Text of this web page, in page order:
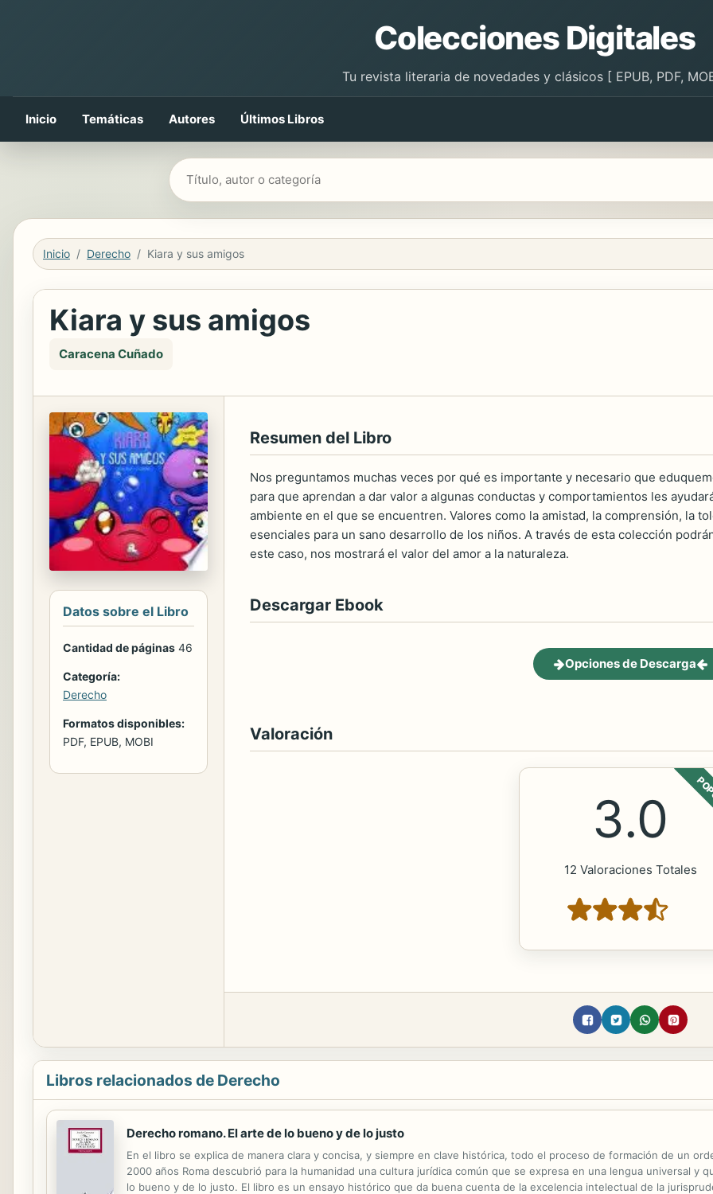
Colecciones Digitales
Tu revista literaria de novedades y clásicos [ EPUB, PDF,
Inicio Temáticas Autores Últimos Libros
Buscar libros
Inicio Derecho Kiara y sus amigos
Kiara y sus amigos
Caracena Cuñado
Datos sobre el Libro
Cantidad de páginas 46
Categoría:
Derecho
Formatos disponibles:
PDF, EPUB, MOBI
Resumen del Libro
Nos preguntamos muchas veces por qué es importante y necesario que
para que aprendan a dar valor a algunas conductas y comportamientos les
ambiente en el que se encuentren. Valores como la amistad, la comprensión, la
esenciales para un sano desarrollo de los niños. A través de esta colección
este caso, nos mostrará el valor del amor a la naturaleza.
Descargar Ebook
Opciones de Descarga
Valoración
3.0
12 Valoraciones Totales
Libros relacionados de Derecho
Derecho romano. El arte de lo bueno y de lo justo
En el libro se explica de manera clara y concisa, y siempre en clave histórica, todo el proceso de formación de un
2000 años Roma descubrió para la humanidad una cultura jurídica común que se expresa en una lengua universal y
lo bueno y de lo justo. El libro es un ensayo histórico que da buena cuenta de la excelencia intelectual de la